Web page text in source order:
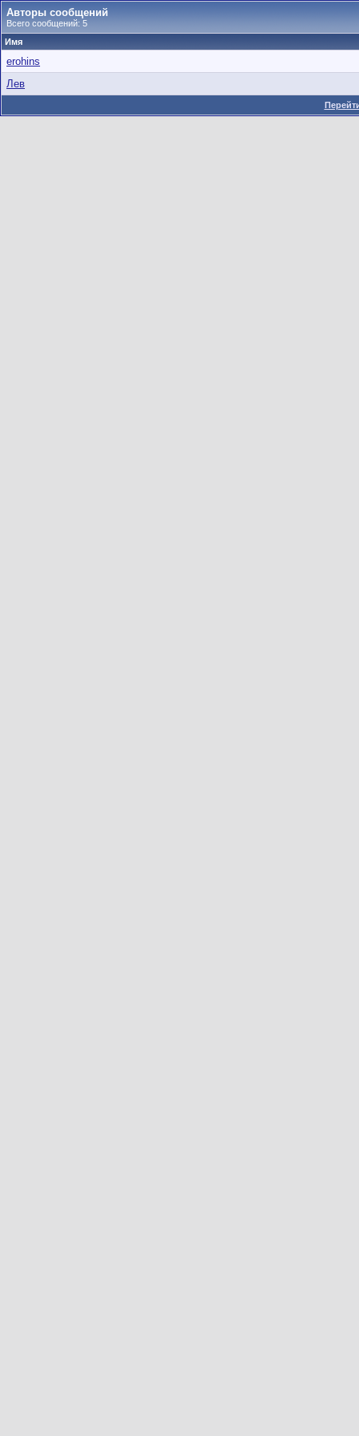
Авторы сообщений
Всего сообщений: 5
Имя
erohins
Лев